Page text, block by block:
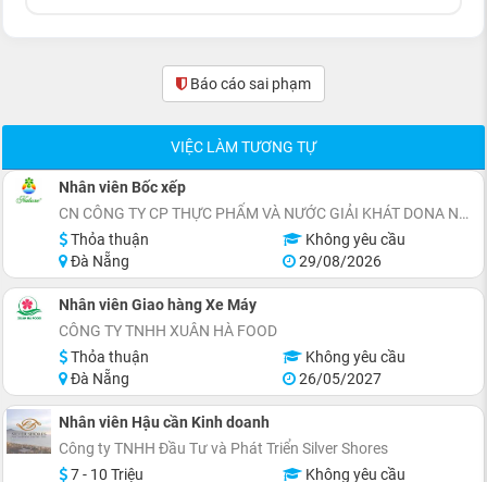
Báo cáo sai phạm(0)
VIỆC LÀM TƯƠNG TỰ
Nhân viên Bốc xếp
CN CÔNG TY CP THỰC PHẨM VÀ NƯỚC GIẢI KHÁT DONA NEWTOWER
Thỏa thuận
Không yêu cầu
Đà Nẵng
29/08/2026
Nhân viên Giao hàng Xe Máy
CÔNG TY TNHH XUÂN HÀ FOOD
Thỏa thuận
Không yêu cầu
Đà Nẵng
26/05/2027
Nhân viên Hậu cần Kinh doanh
Công ty TNHH Đầu Tư và Phát Triển Silver Shores
7 - 10 Triệu
Không yêu cầu